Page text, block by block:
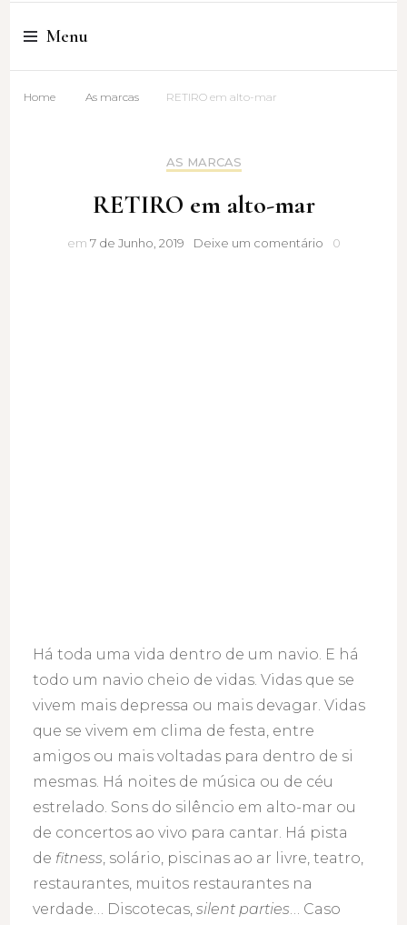
Cristina Amaro
Menu
Home As marcas RETIRO em alto-mar
AS MARCAS
RETIRO em alto-mar
em 7 de Junho, 2019 Deixe um comentárioRETIRO
0
Há toda uma vida dentro de um navio. E há
todo um navio cheio de vidas. Vidas que se
vivem mais depressa ou mais devagar. Vidas
que se vivem em clima de festa, entre
amigos ou mais voltadas para dentro de si
mesmas. Há noites de música ou de céu
estrelado. Sons do silêncio em alto-mar ou
de concertos ao vivo para cantar. Há pista
de fitness, solário, piscinas ao ar livre, teatro,
restaurantes, muitos restaurantes na
verdade… Discotecas,silent parties… Caso